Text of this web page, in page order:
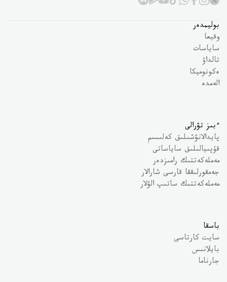
بوليمدەر
وقيعا
ساياسات
تالداۋ
ەكونوميكا
الەمدە
ءبىز تۋرالى
پايدالانۋشىلىق كەلىسىم
قۇپىيالىلىق ساياساتى
مەملەكەتتىك رامىزدەر
جەمقورلىققا قارسى شارالار
مەملەكەتتىك ساتىپ الۋلار
باسقا
سايت كارتاسى
بايلانىس
جارناما